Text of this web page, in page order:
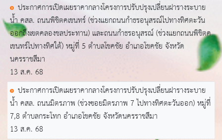
ประกาศการเปิดเผยราคากลางโครงการปรับปรุงเปลี่ยนฝารางระบาย
น้ำ คสล. ถนนพิชิตคเชนทร์ (ช่วงแยกถนนกำธรอนุสรณ์ไปทางทิศตะวัน
ออกถึงเขตคลองชลประทาน) และถนนกำธรอนุสรณ์ (ช่วงแยกถนนพิชิตค
เชนทร์ไปทางทิศใต้) หมู่ที่ 5 ตำบลโชคชัย อำเภอโชคชัย จังหวัด
นครราชสีมา
13 ส.ค. 68
ประกาศการเปิดเผยราคากลางโครงการปรับปรุงเปลี่ยนฝารางระบาย
น้ำ คสล. ถนนมิตรภาพ (ช่วงซอยมิตรภาพ 7 ไปทางทิศตะวันออก) หมู่ที่
7,8 ตำบลกระโทก อำเภอโชคชัย จังหวัดนครราชสีมา
13 ส.ค. 68